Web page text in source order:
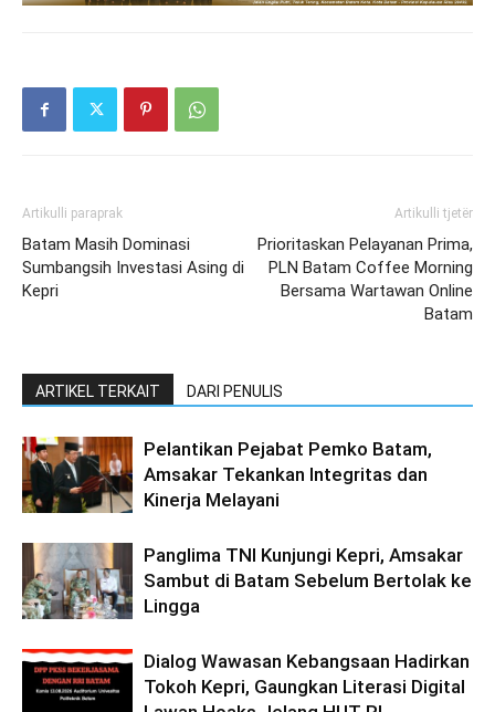
Artikulli paraprak
Batam Masih Dominasi
Sumbangsih Investasi Asing di
Kepri
Artikulli tjetër
Prioritaskan Pelayanan Prima,
PLN Batam Coffee Morning
Bersama Wartawan Online
Batam
ARTIKEL TERKAIT DARI PENULIS
Pelantikan Pejabat Pemko Batam,
Amsakar Tekankan Integritas dan
Kinerja Melayani
Panglima TNI Kunjungi Kepri, Amsakar
Sambut di Batam Sebelum Bertolak ke
Lingga
Dialog Wawasan Kebangsaan Hadirkan
Tokoh Kepri, Gaungkan Literasi Digital